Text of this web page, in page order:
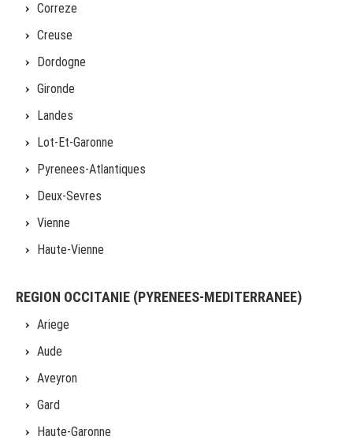
Correze
Creuse
Dordogne
Gironde
Landes
Lot-Et-Garonne
Pyrenees-Atlantiques
Deux-Sevres
Vienne
Haute-Vienne
REGION OCCITANIE (PYRENEES-MEDITERRANEE)
Ariege
Aude
Aveyron
Gard
Haute-Garonne